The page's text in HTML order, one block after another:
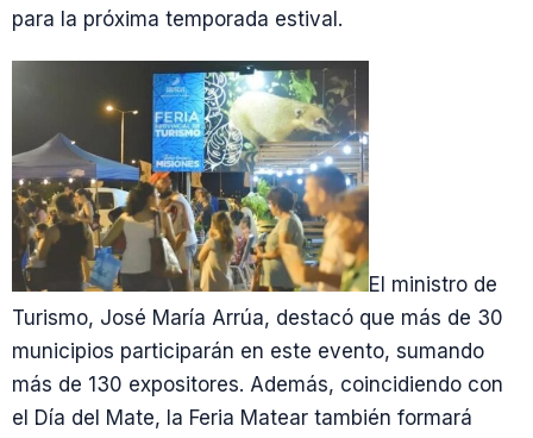
para la próxima temporada estival.
El ministro de
Turismo, José María Arrúa, destacó que más de 30
municipios participarán en este evento, sumando
más de 130 expositores. Además, coincidiendo con
el Día del Mate, la Feria Matear también formará